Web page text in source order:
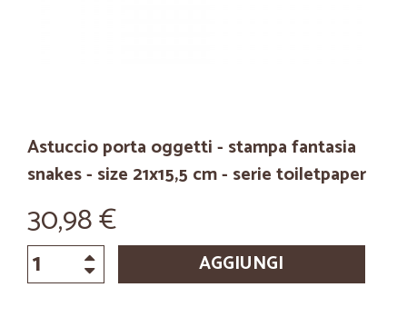
Astuccio porta oggetti - stampa fantasia
snakes - size 21x15,5 cm - serie toiletpaper
30,98 €
AGGIUNGI